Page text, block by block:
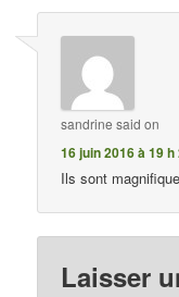
sandrine said on
16 juin 2016 à 19
Ils sont
Laisser